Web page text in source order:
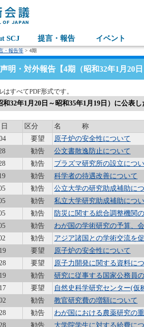
SCJ 提言・報告 イベント
・報告等 > 4期
明・対外報告【4期（昭和32年1月20
すべてPDF形式です。
和32年1月20日～昭和35年1月19日）に公表
区分
名 称
要望
原子炉の安全性について
勧告
公文書散逸防止について
勧告
プラズマ研究所の設立につ
勧告
科学者の待遇改善について
勧告
公立大学の研究助成補助に
勧告
私立大学研究助成補助につ
勧告
防災に関する総合調整機関
勧告
わが国の学術研究の予算、
勧告
アジア諸国との学術交流を
要望
原子炉の安全性について
要望
原子力開発に関する資料に
勧告
研究に従事する国家公務員
要望
自然史科学研究センター(仮
勧告
教官研究費の増額について
勧告
わが国における農薬研究の
勧告
大学院学生に対する給費に